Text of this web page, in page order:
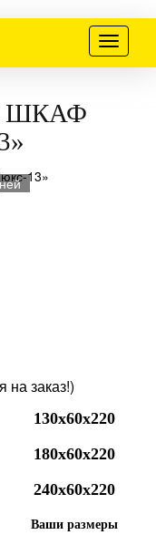
Меню
ШКАФ
на заказ!)
130x60x220
180x60x220
240x60x220
Ваши размеры